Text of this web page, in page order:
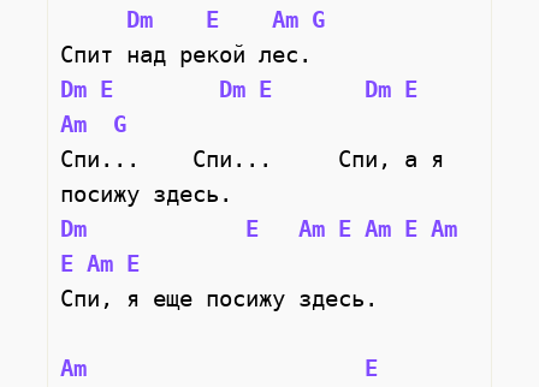
Dm
E Am G
Спит над рекой лес.
Dm E Dm E Dm E
Am
G
Спи...    Спи...     Спи, а я
посижу здесь.
Dm
E Am E Am E Am
E Am E
Спи, я еще посижу здесь.
Am
E